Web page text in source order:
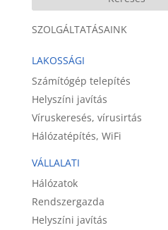
SZOLGÁLTATÁSAINK
LAKOSSÁGI
Számítógép telepítés
Helyszíni javítás
Víruskeresés, vírusirtás
Hálózatépítés, WiFi
VÁLLALATI
Hálózatok
Rendszergazda
Helyszíni javítás